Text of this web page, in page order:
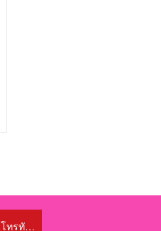
MCU TV สถานีโทรทัศน์เพื่อการศึกษา @OfficialTBCChannel